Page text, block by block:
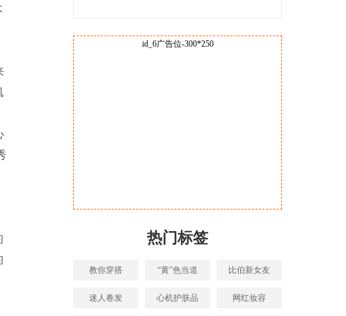
id_6广告位-300*250
热门标签
教你穿搭 “黄”色当道 比伯新女友
迷人卷发 心机护肤品 网红妆容